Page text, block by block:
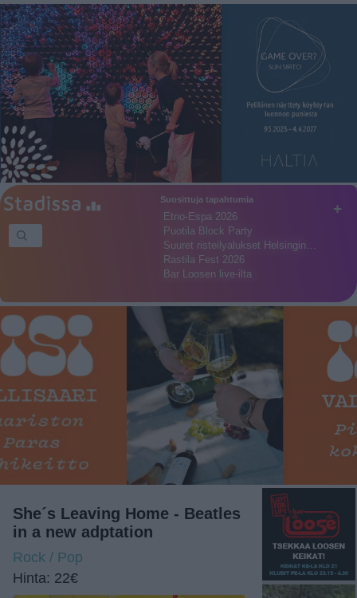
+
Suosittuja tapahtumia
Etno-Espa 2026
Puotila Block Party
Suuret risteilyalukset Helsingin…
Rastila Fest 2026
Bar Loosen live-ilta
She´s Leaving Home - Beatles
in a new adptation
Rock / Pop
Hinta: 22€